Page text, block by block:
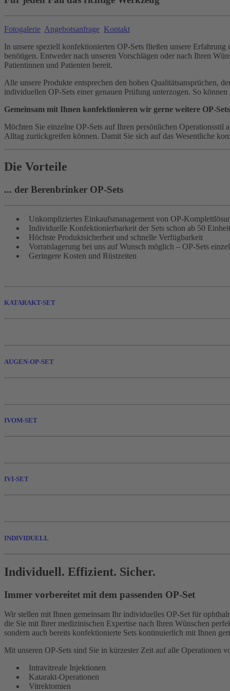
Fotogalerie Angebotsanfrage Kontakt
In unsere speziell konfektionierten OP-Sets fließen unsere
benötigen. Entweder nach unseren Vorschlägen oder nach Ihren
Patientinnen und Patienten bereit.
Alle unsere Produkte entsprechen den hohen Qualitätsansprüchen,
individuellen OP-Sets einer genauen Prüfung unterzogen. So
Gemeinsam mit Ihnen konfektionieren wir gerne weitere OP-
Möchten Sie einzelne OP-Sets auf Ihren persönlichen
Alltag zurückgreifen können. Damit Sie sich auf das Wesentliche
Die Vorteile
... der Berenbrinker OP-Sets
Unkompliziertes Einkaufsmanagement von OP-
Individuelle Konfektionierbarkeit der Sets schon ab 50
Höchste Produktsicherheit und schnelle Verfügbarkeit
Vorratslagerung bei uns auf Wunsch möglich – OP-Sets
Geringere Kosten und Rüstzeiten
KATARAKT-SET
AUGEN-OP-SET
IVOM-SET
IVI-SET
INDIVIDUELL
Individuell. Effizient. Sicher.
Immer vorbereitet mit dem passenden OP-Set
Wir stellen mit Ihnen gemeinsam Ihr individuelles OP-Set für
die Sie mit Ihrer medizinischen Expertise nach Ihren Wünschen
sondern auch bereits konfektionierte Sets kontinuierlich mit Ihnen
Mit unseren OP-Sets sind Sie in kürzester Zeit auf alle Operationen
Intravitreale Injektionen
Katarakt-Operationen
Vitrektomien